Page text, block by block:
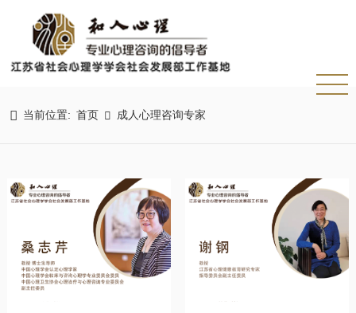
 当前位置: 首页  成人心理咨询专家